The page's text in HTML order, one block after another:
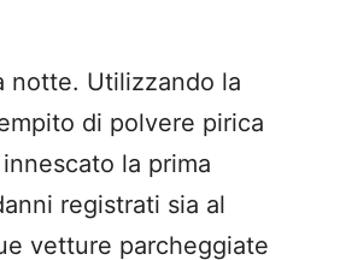
notte. Utilizzando la
di polvere pirica
la prima
registrati sia al
vetture parcheggiate